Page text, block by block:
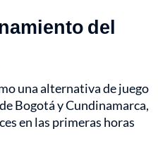
del
una alternativa de juego
Bogotá y Cundinamarca,
en las primeras horas